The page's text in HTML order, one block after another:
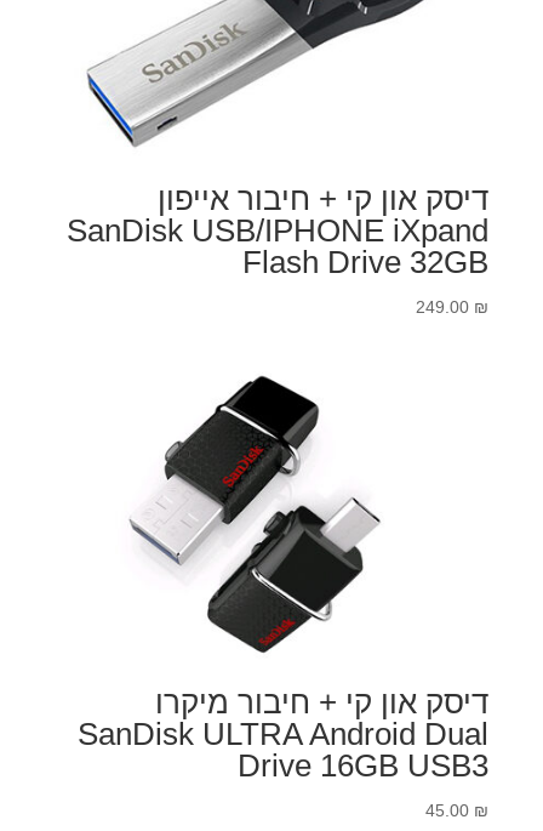
דיסק און קי + חיבור אייפון
SanDisk USB/IPHONE iXpand
Flash Drive 32GB
249.00 ₪
דיסק און קי + חיבור מיקרו
SanDisk ULTRA Android Dual
Drive 16GB USB3
45.00 ₪